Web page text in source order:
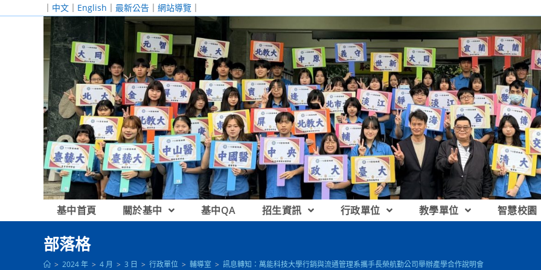
｜ 中文 ｜ English ｜ 最新公告 ｜ 網站導覽 ｜
基中首頁 關於基中 基中QA 招生資訊 行政單位 教學單位 智慧校園
部落格
> 2024 年 > 4 月 > 3 日 > 行政單位 > 輔導室 > 訊息轉知：萬能科技大學行銷與流通管理系攜手長榮航勤公司舉辦產學合作說明會